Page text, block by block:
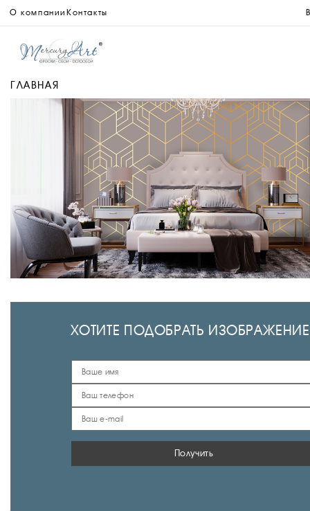
О компании Контакты
ГЛАВНАЯ
ХОТИТЕ ПОДОБРАТЬ
Получить